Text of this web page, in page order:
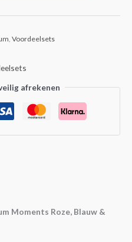
Voordeelsets
afrekenen
Moments Roze, Blauw &